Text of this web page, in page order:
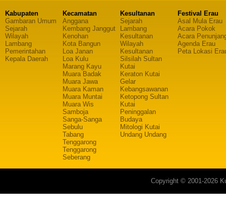
Kabupaten
Gambaran Umum
Sejarah
Wilayah
Lambang
Pemerintahan
Kepala Daerah
Kecamatan
Anggana
Kembang Janggut
Kenohan
Kota Bangun
Loa Janan
Loa Kulu
Marang Kayu
Muara Badak
Muara Jawa
Muara Kaman
Muara Muntai
Muara Wis
Samboja
Sanga-Sanga
Sebulu
Tabang
Tenggarong
Tenggarong
Seberang
Kesultanan
Sejarah
Lambang
Kesultanan
Wilayah
Kesultanan
Silsilah Sultan
Kutai
Keraton Kutai
Gelar
Kebangsawanan
Ketopong Sultan
Kutai
Peninggalan
Budaya
Mitologi Kutai
Undang Undang
Festival Erau
Asal Mula Erau
Acara Pokok
Acara
Agenda Erau
Peta Lokasi
Copyright © 2001-2026